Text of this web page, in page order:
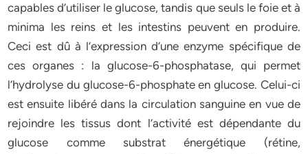
capables d’utiliser le glucose, tandis que seuls le foie et à
minima les reins et les intestins peuvent en produire.
Ceci est dû à l’expression d’une enzyme spécifique de
ces organes : la glucose-6-phosphatase, qui permet
l’hydrolyse du glucose-6-phosphate en glucose. Celui-ci
est ensuite libéré dans la circulation sanguine en vue de
rejoindre les tissus dont l’activité est dépendante du
glucose comme substrat énergétique (rétine,